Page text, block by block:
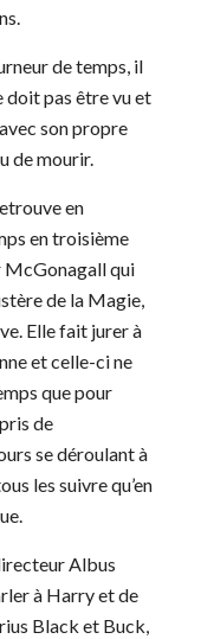
de temps, il
doit pas être vu et
son propre
de mourir.
en
en troisième
McGonagall qui
de la Magie,
Elle fait jurer à
et celle-ci ne
que pour
de
se déroulant à
les suivre qu’en
Albus
à Harry et de
Black et Buck,